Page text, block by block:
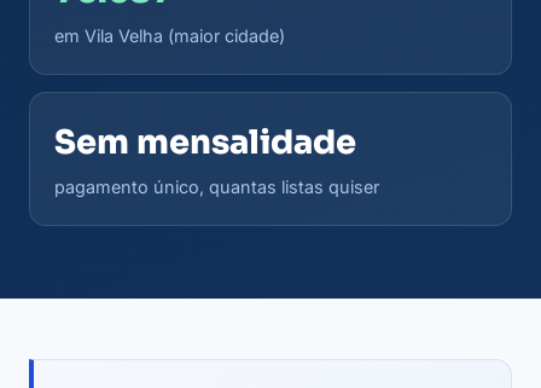
em Vila Velha (maior cidade)
Sem mensalidade
pagamento único, quantas listas quiser